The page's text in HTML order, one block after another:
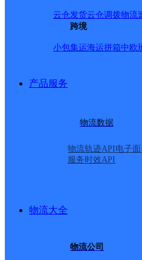
云仓发货云仓调拨物流
跨境
小包集运海运拼箱中欧
产品服务
物流数据
物流轨迹API电子
服务时效API
物流大全
物流公司
德邦快递,
呼和浩特赛
德邦快递 更
罕区金桥经